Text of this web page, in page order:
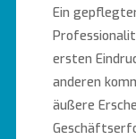
Ein
ersten
anderen
äußere